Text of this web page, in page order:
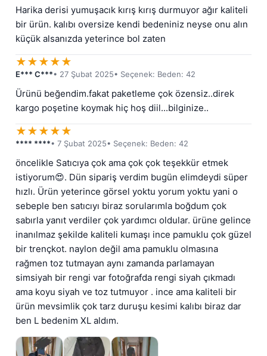
Harika derisi yumuşacık kırış kırış durmuyor ağır kaliteli
bir ürün. kalıbı oversize kendi bedeniniz neyse onu alın
küçük alsanızda yeterince bol zaten
★★★★★
E*** C***• 27 Şubat 2025• Seçenek: Beden: 42
Ürünü beğendim.fakat paketleme çok özensiz..direk
kargo poşetine koymak hiç hoş diil...bilginize..
★★★★★
**** ****• 7 Şubat 2025• Seçenek: Beden: 42
öncelikle Satıcıya çok ama çok çok teşekkür etmek
istiyorum😍. Dün sipariş verdim bugün elimdeydi süper
hızlı. Ürün yeterince görsel yoktu yorum yoktu yani o
sebeple ben satıcıyı biraz sorularımla boğdum çok
sabırla yanıt verdiler çok yardımcı oldular. ürüne gelince
inanılmaz şekilde kaliteli kumaşı ince pamuklu çok güzel
bir trençkot. naylon değil ama pamuklu olmasına
rağmen toz tutmayan aynı zamanda parlamayan
simsiyah bir rengi var fotoğrafda rengi siyah çıkmadı
ama koyu siyah ve toz tutmuyor . ince ama kaliteli bir
ürün mevsimlik çok tarz duruşu kesimi kalıbı biraz dar
ben L bedenim XL aldım.